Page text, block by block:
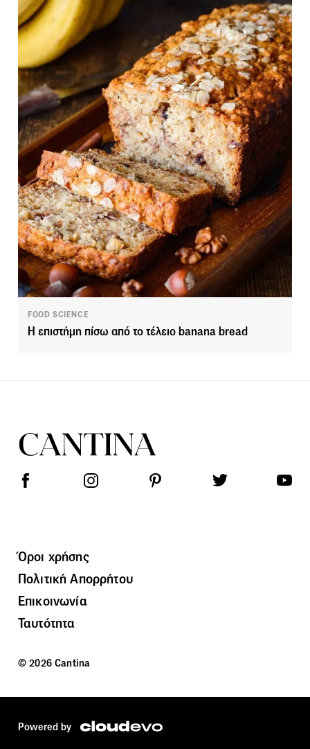
FOOD SCIENCE
Η επιστήμη πίσω από το τέλειο banana bread
Όροι χρήσης
Πολιτική Απορρήτου
Επικοινωνία
Ταυτότητα
© 2026 Cantina
Powered by